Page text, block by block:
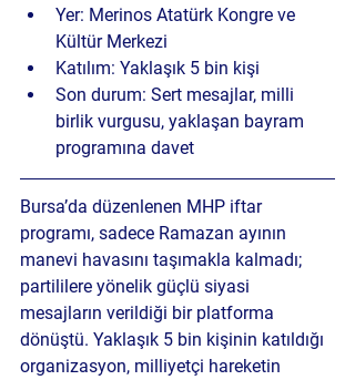
Yer: Merinos Atatürk Kongre ve
Kültür Merkezi
Katılım: Yaklaşık 5 bin kişi
Son durum: Sert mesajlar, milli
birlik vurgusu, yaklaşan bayram
programına davet
Bursa’da düzenlenen MHP iftar
programı, sadece Ramazan ayının
manevi havasını taşımakla kalmadı;
partililere yönelik güçlü siyasi
mesajların verildiği bir platforma
dönüştü. Yaklaşık 5 bin kişinin katıldığı
organizasyon, milliyetçi hareketin